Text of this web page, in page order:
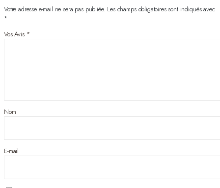
Votre adresse e-mail ne sera pas publiée. Les champs obligatoires sont indiqués avec
*
Vos Avis *
Nom
E-mail